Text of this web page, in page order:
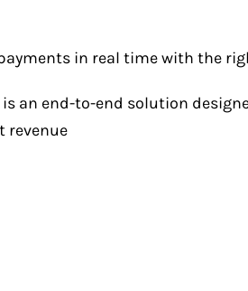
in real time with the
an end-to-end solution
revenue